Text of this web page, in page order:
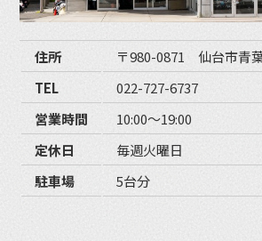
住所
〒980-0871 仙台市青
TEL
022-727-6737
営業時間
10:00〜19:00
定休日
毎週火曜日
駐車場
5台分